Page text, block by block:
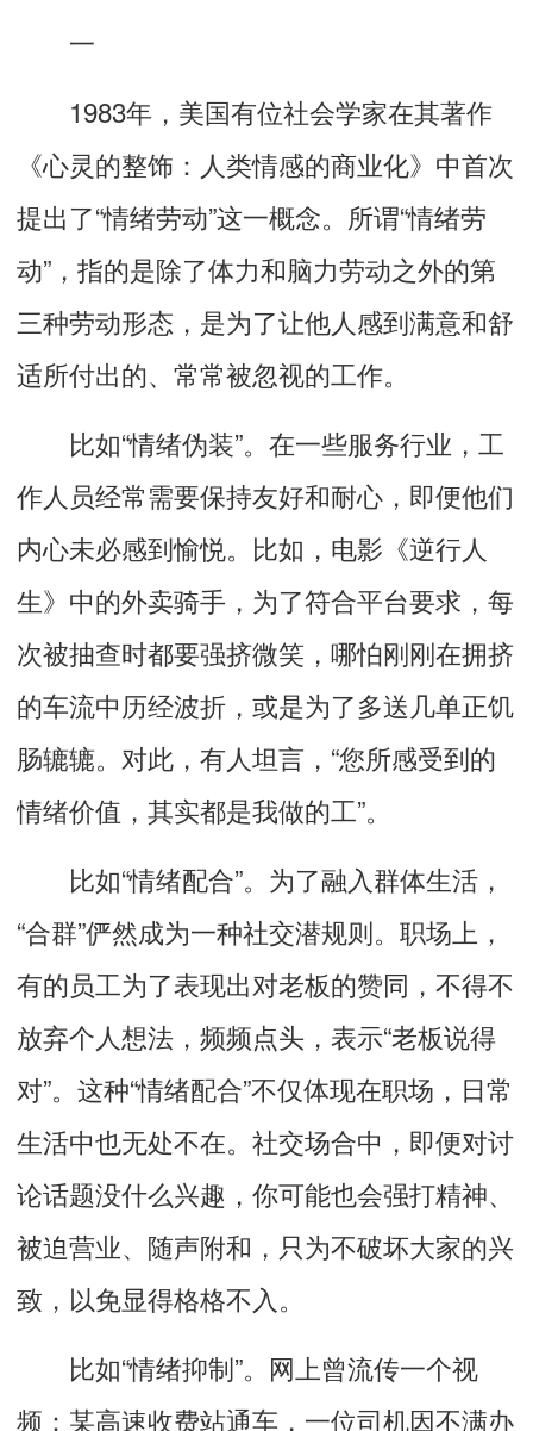
一
1983年，美国有位社会学家在其著作
《心灵的整饰：人类情感的商业化》中首次
提出了“情绪劳动”这一概念。所谓“情绪劳
动”，指的是除了体力和脑力劳动之外的第
三种劳动形态，是为了让他人感到满意和舒
适所付出的、常常被忽视的工作。
比如“情绪伪装”。在一些服务行业，工
作人员经常需要保持友好和耐心，即便他们
内心未必感到愉悦。比如，电影《逆行人
生》中的外卖骑手，为了符合平台要求，每
次被抽查时都要强挤微笑，哪怕刚刚在拥挤
的车流中历经波折，或是为了多送几单正饥
肠辘辘。对此，有人坦言，“您所感受到的
情绪价值，其实都是我做的工”。
比如“情绪配合”。为了融入群体生活，
“合群”俨然成为一种社交潜规则。职场上，
有的员工为了表现出对老板的赞同，不得不
放弃个人想法，频频点头，表示“老板说得
对”。这种“情绪配合”不仅体现在职场，日常
生活中也无处不在。社交场合中，即便对讨
论话题没什么兴趣，你可能也会强打精神、
被迫营业、随声附和，只为不破坏大家的兴
致，以免显得格格不入。
比如“情绪抑制”。网上曾流传一个视
频：某高速收费站通车，一位司机因不满办